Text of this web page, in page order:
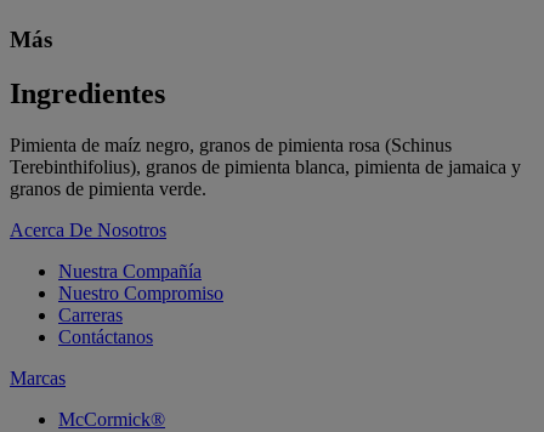
Más
Ingredientes
Pimienta de maíz negro, granos de pimienta rosa (Schinus
Terebinthifolius), granos de pimienta blanca, pimienta de jamaica y
granos de pimienta verde.
Acerca De Nosotros
Nuestra Compañía
Nuestro Compromiso
Carreras
Contáctanos
Marcas
McCormick®